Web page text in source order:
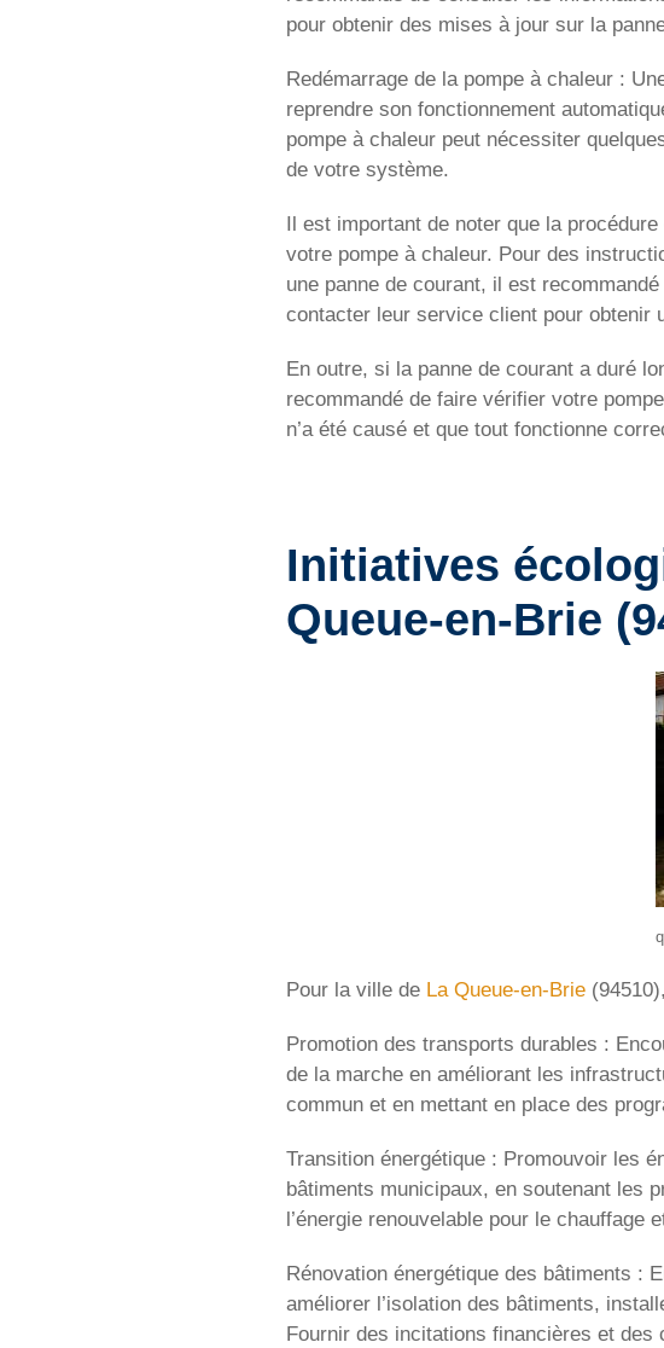
pour obtenir des mises à jour sur la
Redémarrage de la pompe à chaleur :
reprendre son fonctionnement
pompe à chaleur peut nécessiter
de votre système.
Il est important de noter que la
votre pompe à chaleur. Pour des
une panne de courant, il est
contacter leur service client pour obtenir
En outre, si la panne de courant a duré
recommandé de faire vérifier votre
n’a été causé et que tout fonctionne
Initiatives
Queue-en-Brie
Pour la ville de La Queue-en-Brie
Promotion des transports durables :
de la marche en améliorant les
commun et en mettant en place des
Transition énergétique : Promouvoir les
bâtiments municipaux, en soutenant les
l’énergie renouvelable pour le chauffage
Rénovation énergétique des bâtiments :
améliorer l’isolation des bâtiments,
Fournir des incitations financières et